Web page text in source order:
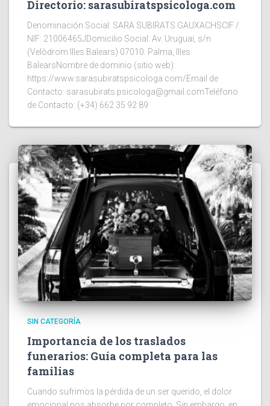
Directorio: sarasubiratspsicologa.com
Denominación Social: SARA SUBIRATS GAUXACHSCIF /
NIF: 21006465JDomicilio Social: Av. Uruguai, s/n
(Velòdrom Illes Balears) 07010. Palma, Illes
BalearsNombre de dominio (sitio web):
https://www.sarasubiratspsicologa.com/Email de
Contacto: sarasubirats.psicologa@gmail.comTeléfono
de Contacto: (+34) 662 35 92 89
SIN CATEGORÍA
Importancia de los traslados
funerarios: Guía completa para las
familias
Cuando sufrimos la pérdida de un ser querido, el dolor